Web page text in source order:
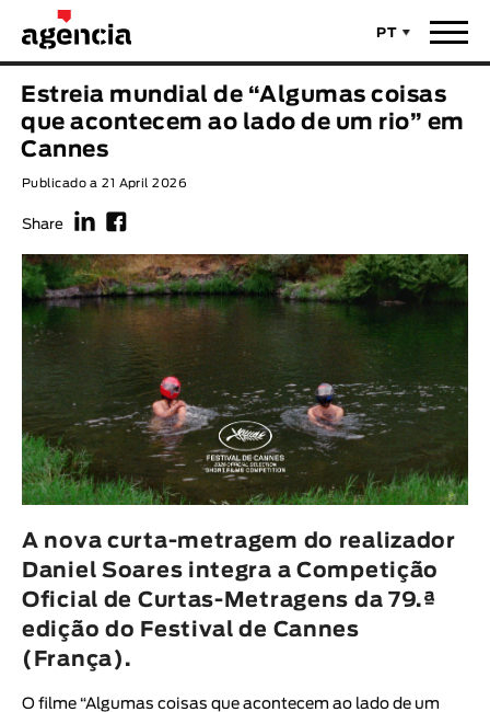
PT
Notícias
Filmes
Últimas Selecções
Estatísticas
Filmes - Animar
Sobre nós & Contactos
Curtas Vila do Conde Solar O Dia Mais Curto
Loja
Animar
TÍTULO ORIGINAL
TÍTULO PORTUGUÊS
REALIZADOR
LEGENDA DISPONÍVEL
Legenda disponível
ANO
Ano
DURAÇÃO
< / >
Estreia mundial de “Algumas coisas
que acontecem ao lado de um rio” em
Cannes
Publicado a 21 April 2026
Share f F
A nova curta-metragem do realizador
Daniel Soares integra a Competição
Oficial de Curtas-Metragens da 79.ª
edição do Festival de Cannes
(França).
O filme “Algumas coisas que acontecem ao lado de um